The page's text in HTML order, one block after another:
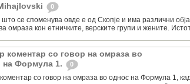
0
се споменува овде е од Скопје и има различни
омраза кон етничките, верските групи и жените.
коментар со говор на омраза во
на Формула 1.
0
со говор на омраза во однос на Формула 1,